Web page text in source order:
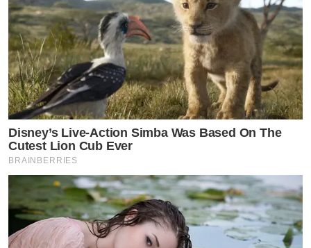
Disney’s Live-Action Simba Was Based On The
Cutest Lion Cub Ever
BRAINBERRIES